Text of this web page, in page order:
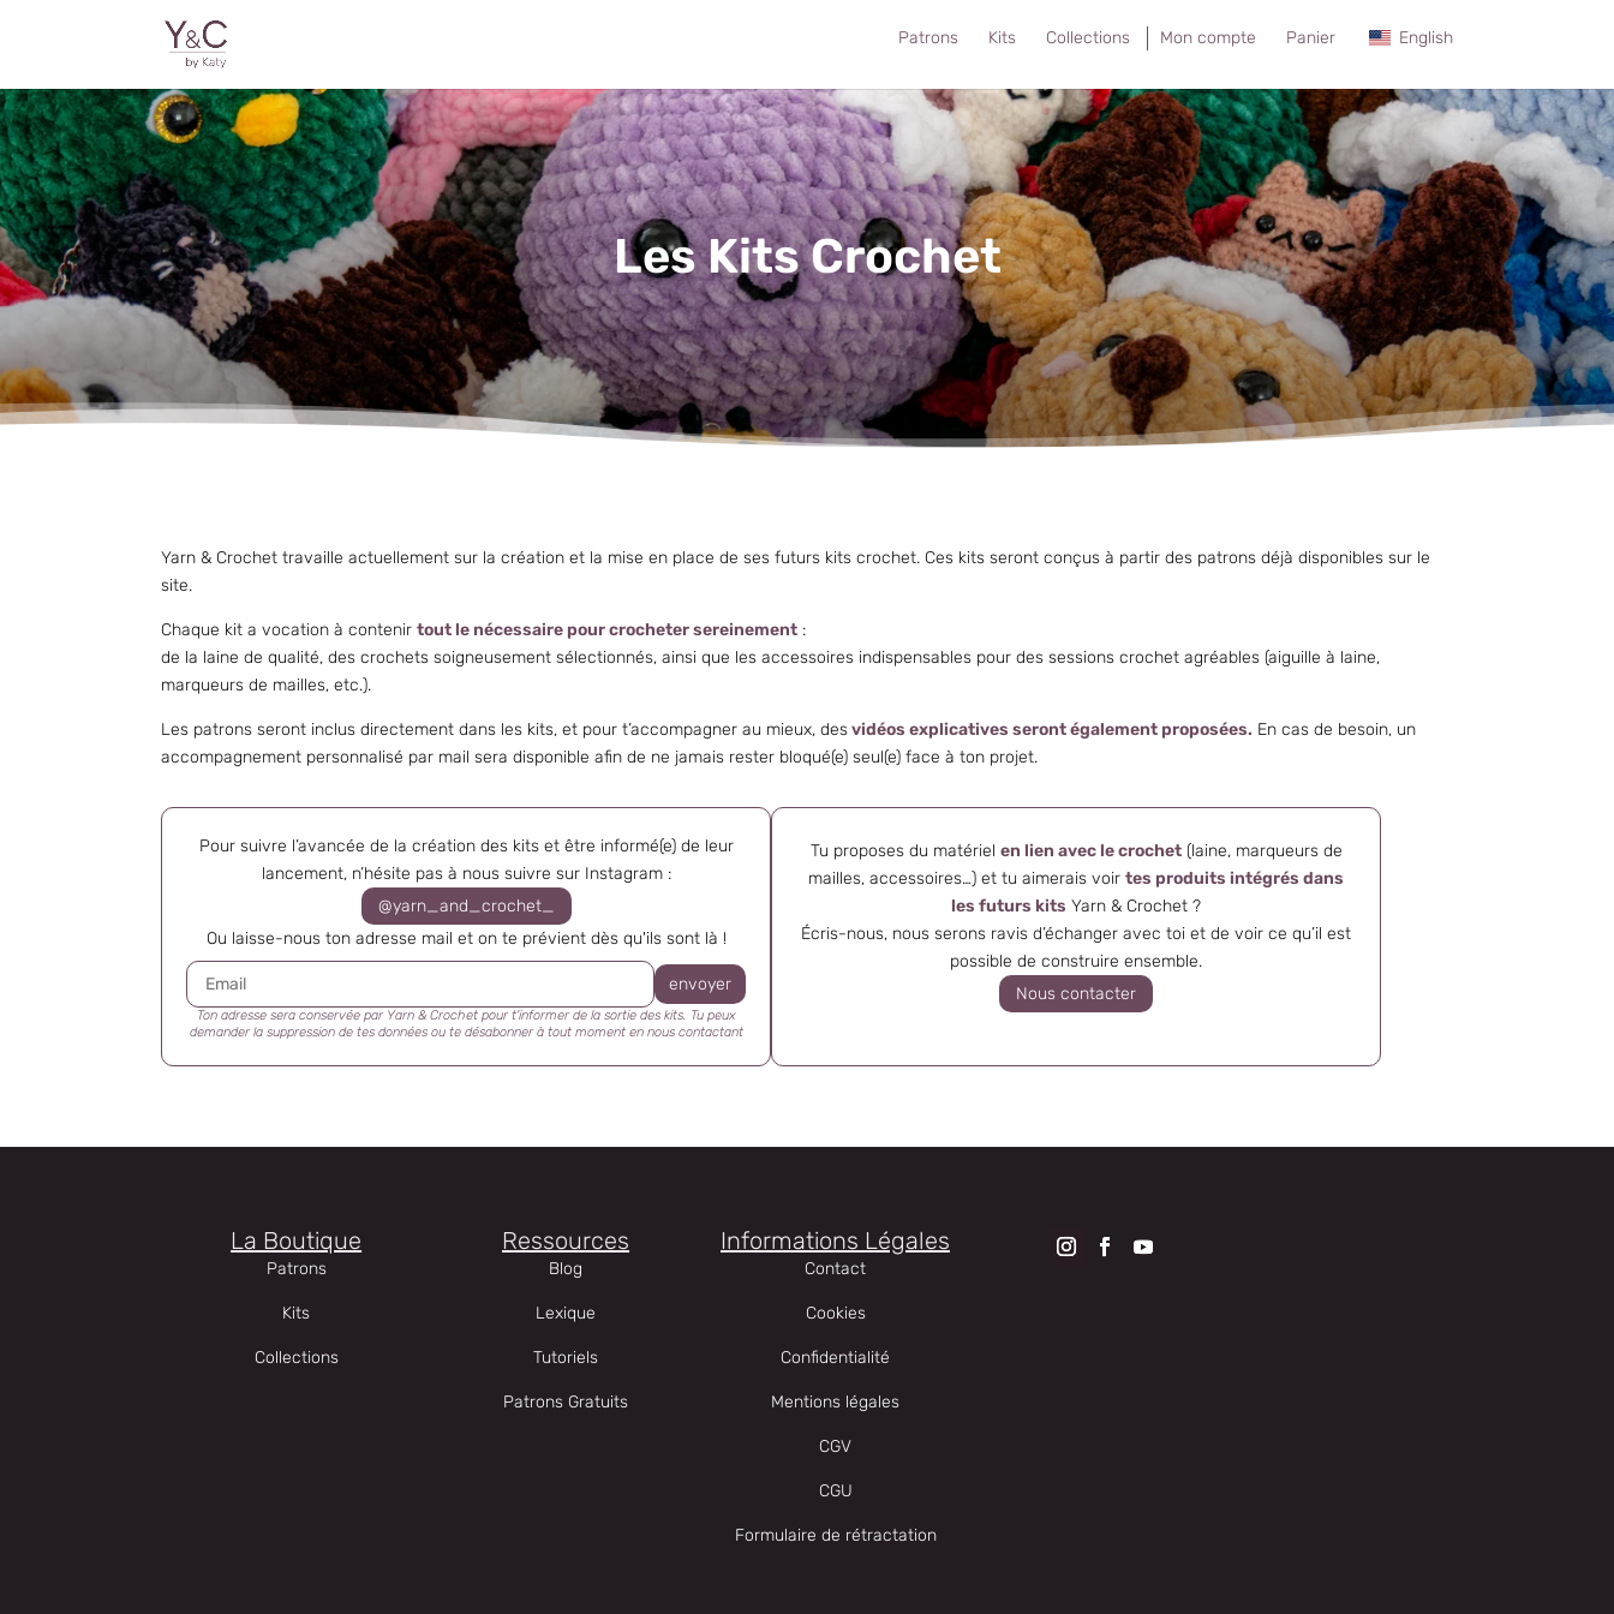
Patrons Kits Collections Mon compte Panier English
Les Kits Crochet
Yarn & Crochet travaille actuellement sur la création et la mise en place de ses futurs kits crochet. Ces kits seront conçus à partir des patrons déjà disponibles sur le
site.
Chaque kit a vocation à contenirtout le nécessaire pour crocheter sereinement :
de la laine de qualité, des crochets soigneusement sélectionnés, ainsi que les accessoires indispensables pour des sessions crochet agréables (aiguille à laine,
marqueurs de mailles, etc.).
Les patrons seront inclus directement dans les kits, et pour t’accompagner au mieux, desvidéos explicatives seront également proposées. En cas de besoin, un
accompagnement personnalisé par mail sera disponible afin de ne jamais rester bloqué(e) seul(e) face à ton projet.
Pour suivre l’avancée de la création des kits et être informé(e) de leur
lancement, n’hésite pas à nous suivre sur Instagram :
@yarn_and_crochet_
Ou laisse-nous ton adresse mail et on te prévient dès qu'ils sont là !
Ton adresse sera conservée par Yarn & Crochet pour t'informer de la sortie des kits. Tu peux
demander la suppression de tes données ou te désabonner à tout moment en nous contactant
Tu proposes du matériel en lien avec le crochet(laine, marqueurs de
mailles, accessoires…) et tu aimerais voirtes produits intégrés dans
les futurs kits Yarn & Crochet ?
Écris-nous, nous serons ravis d’échanger avec toi et de voir ce qu’il est
possible de construire ensemble.
Nous contacter
La Boutique
Patrons
Kits
Collections
Ressources
Blog
Lexique
Tutoriels
Patrons Gratuits
Informations Légales
Contact
Cookies
Confidentialité
Mentions légales
CGV
CGU
Formulaire de rétractation